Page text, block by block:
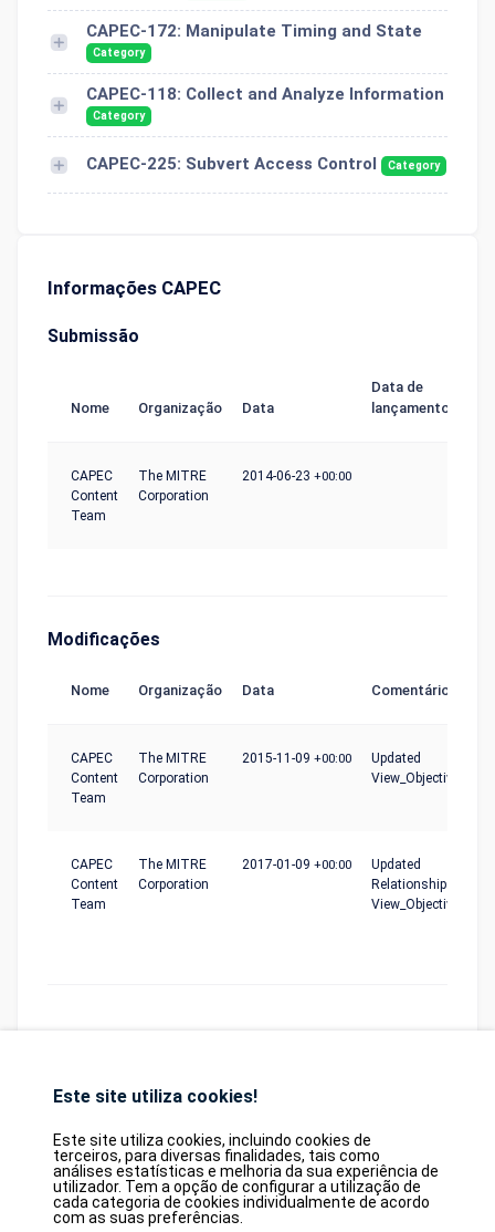
CAPEC-172: Manipulate Timing and State
Category
CAPEC-118: Collect and Analyze Information
Category
CAPEC-225: Subvert Access Control Category
Informações CAPEC
Submissão
Nome Organização Data
Data de
lançamento
CAPEC
Content
Team
The MITRE
Corporation
2014-06-23 +00:00
Modificações
Nome Organização Data Comentário
CAPEC
Content
Team
The MITRE
Corporation
2015-11-09 +00:00
Updated
View_Objective
CAPEC
Content
Team
The MITRE
Corporation
2017-01-09 +00:00
Updated
Relationships,
View_Objective
2026© tesweb SA,bexxo Cyber Security
Partners
As informações apresentadas no CVE Find originam-se de várias fontes de
Este site utiliza cookies!
Este site utiliza cookies, incluindo cookies de
terceiros, para diversas finalidades, tais como
análises estatísticas e melhoria da sua experiência de
utilizador. Tem a opção de configurar a utilização de
cada categoria de cookies individualmente de acordo
com as suas preferências.